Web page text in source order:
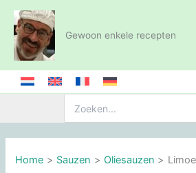
naar
inhoud
Gewoon enkele recepten
Home Sauzen Oliesauzen